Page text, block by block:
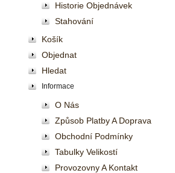
Historie Objednávek
Stahování
Košík
Objednat
Hledat
Informace
O Nás
Způsob Platby A Doprava
Obchodní Podmínky
Tabulky Velikostí
Provozovny A Kontakt